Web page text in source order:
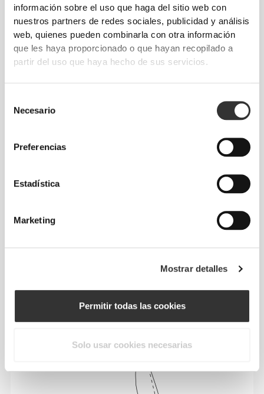
información sobre el uso que haga del sitio web con
nuestros partners de redes sociales, publicidad y análisis
web, quienes pueden combinarla con otra información
que les haya proporcionado o que hayan recopilado a
partir del uso que haya hecho de sus servicios.
Necesario
Preferencias
Estadística
Marketing
Mostrar detalles
Permitir todas las cookies
Solo usar cookies necesarias
Siente tu cuerpo en cada movimiento. El ajuste
ceñido realza tu silueta.
Moverse con comodidad y libertad todos los